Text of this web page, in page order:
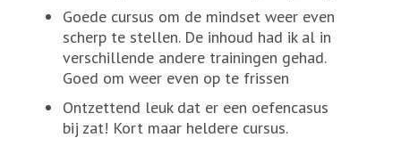
Goede cursus om de mindset weer even
scherp te stellen. De inhoud had ik al in
verschillende andere trainingen gehad.
Goed om weer even op te frissen
Ontzettend leuk dat er een oefencasus
bij zat! Kort maar heldere cursus.